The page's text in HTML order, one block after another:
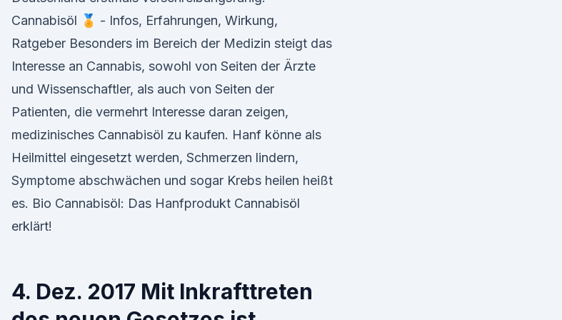
Cannabisöl 🏅 - Infos, Erfahrungen, Wirkung,
Ratgeber Besonders im Bereich der Medizin steigt das
Interesse an Cannabis, sowohl von Seiten der Ärzte
und Wissenschaftler, als auch von Seiten der
Patienten, die vermehrt Interesse daran zeigen,
medizinisches Cannabisöl zu kaufen. Hanf könne als
Heilmittel eingesetzt werden, Schmerzen lindern,
Symptome abschwächen und sogar Krebs heilen heißt
es. Bio Cannabisöl: Das Hanfprodukt Cannabisöl
erklärt!
4. Dez. 2017 Mit Inkrafttreten